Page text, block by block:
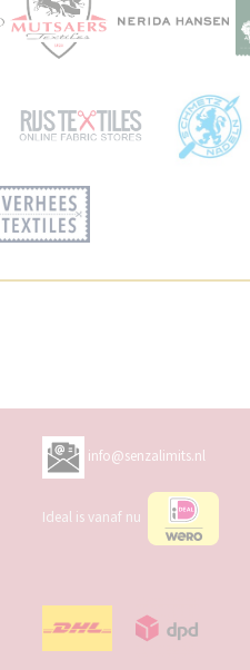
info@senzalimits.nl
Ideal is vanaf nu